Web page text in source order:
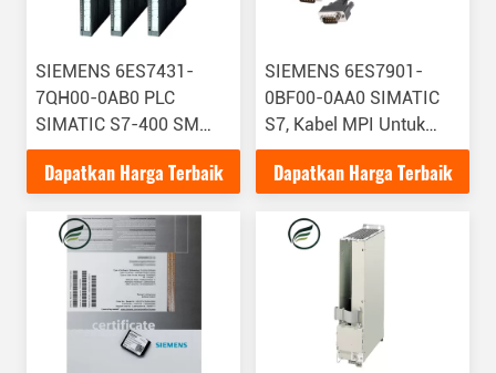
SIEMENS 6ES7431-
7QH00-0AB0 PLC
SIMATIC S7-400 SM
431 Modul Masukan
Analog Terisolasi 16 Ai;
Dapatkan Harga Terbaik
SIEMENS 6ES7901-
0BF00-0AA0 SIMATIC
S7, Kabel MPI Untuk
Sambungan SIMATIC S7
Dan PG/IPC MD-57A
Dapatkan Harga Terbaik